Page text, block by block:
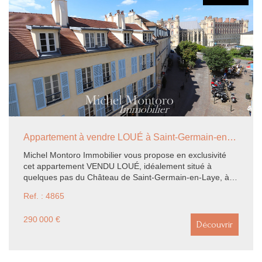
Appartement à vendre LOUÉ à Saint-Germain-en-Laye - 32.01 m2
Michel Montoro Immobilier vous propose en exclusivité
cet appartement VENDU LOUÉ, idéalement situé à
quelques pas du Château de Saint-Germain-en-Laye, à
commerces. Situé au 3ème étage d'une petite
lumineuse faisant office de séjour/chambre donnant sur
Ref. : 4865
290 000 € Découvrir